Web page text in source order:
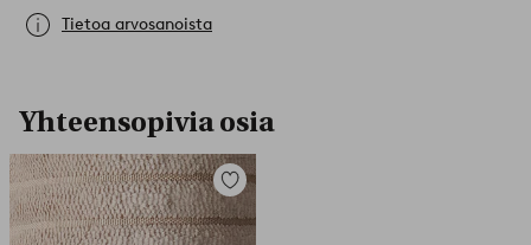
Tietoa arvosanoista
Yhteensopivia osia
Lisää
suosikkeihin